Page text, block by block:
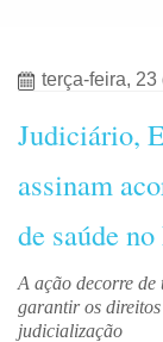
terça-feira, 23
Judiciário,
assinam
de saúde
A ação decorre de
garantir os
judicialização